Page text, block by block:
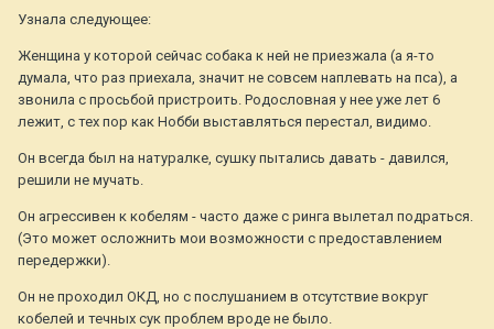
Узнала следующее:
Женщина у которой сейчас собака к ней не приезжала (а я-то
думала, что раз приехала, значит не совсем наплевать на пса), а
звонила с просьбой пристроить. Родословная у нее уже лет 6
лежит, с тех пор как Нобби выставляться перестал, видимо.
Он всегда был на натуралке, сушку пытались давать - давился,
решили не мучать.
Он агрессивен к кобелям - часто даже с ринга вылетал подраться.
(Это может осложнить мои возможности с предоставлением
передержки).
Он не проходил ОКД, но с послушанием в отсутствие вокруг
кобелей и течных сук проблем вроде не было.